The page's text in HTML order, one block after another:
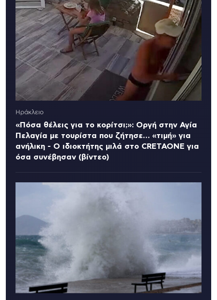
Ηράκλειο
«Πόσα θέλεις για το κορίτσι;»: Οργή στην Αγία
Πελαγία με τουρίστα που ζήτησε… «τιμή» για
ανήλικη - Ο ιδιοκτήτης μιλά στο CRETAONE για
όσα συνέβησαν (βίντεο)